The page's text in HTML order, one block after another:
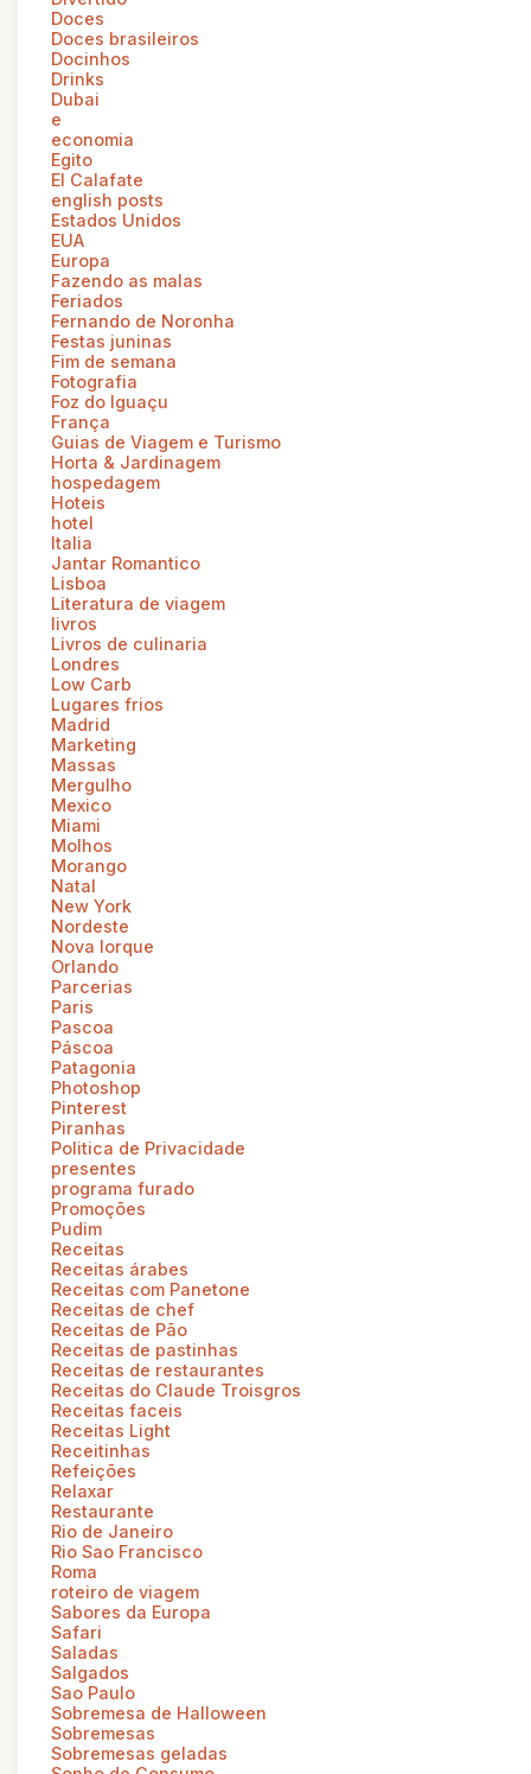
Doces
Doces brasileiros
Docinhos
Drinks
Dubai
e
economia
Egito
El Calafate
english posts
Estados Unidos
EUA
Europa
Fazendo as malas
Feriados
Fernando de Noronha
Festas juninas
Fim de semana
Fotografia
Foz do Iguaçu
França
Guias de Viagem e Turismo
Horta & Jardinagem
hospedagem
Hoteis
hotel
Italia
Jantar Romantico
Lisboa
Literatura de viagem
livros
Livros de culinaria
Londres
Low Carb
Lugares frios
Madrid
Marketing
Massas
Mergulho
Mexico
Miami
Molhos
Morango
Natal
New York
Nordeste
Nova Iorque
Orlando
Parcerias
Paris
Pascoa
Páscoa
Patagonia
Photoshop
Pinterest
Piranhas
Politica de Privacidade
presentes
programa furado
Promoções
Pudim
Receitas
Receitas árabes
Receitas com Panetone
Receitas de chef
Receitas de Pão
Receitas de pastinhas
Receitas de restaurantes
Receitas do Claude Troisgros
Receitas faceis
Receitas Light
Receitinhas
Refeições
Relaxar
Restaurante
Rio de Janeiro
Rio Sao Francisco
Roma
roteiro de viagem
Sabores da Europa
Safari
Saladas
Salgados
Sao Paulo
Sobremesa de Halloween
Sobremesas
Sobremesas geladas